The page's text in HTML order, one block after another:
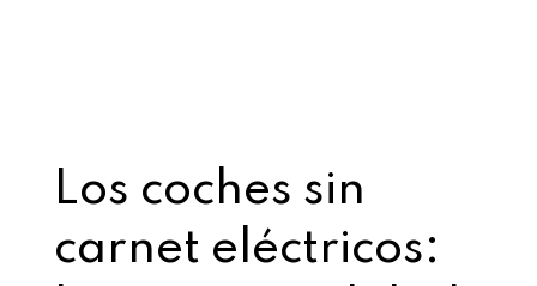
Los coches sin
carnet eléctricos: